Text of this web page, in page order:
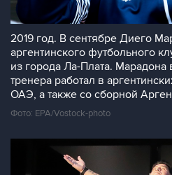
2019 год. В сентябре Диего
аргентинского футбольного
из города Ла-Плата. Марадона
тренера работал в
ОАЭ, а также со сборной
Фото: EPA/Vostock-photo